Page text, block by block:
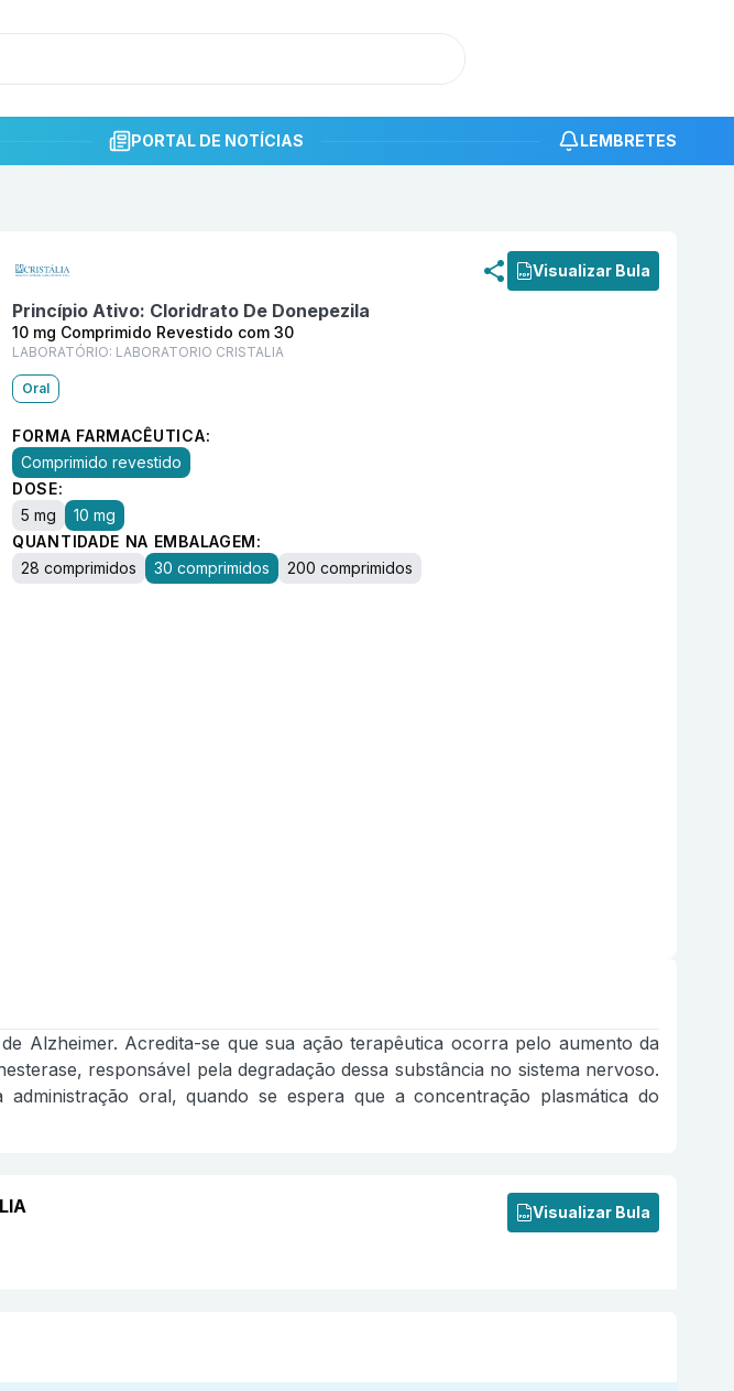
PORTAL DE NOTÍCIAS LEMBRETES
Visualizar Bula
Princípio Ativo: Cloridrato De Donepezila
10 mg Comprimido Revestido com 30
LABORATÓRIO: LABORATORIO CRISTALIA
Oral
FORMA FARMACÊUTICA:
Comprimido revestido
DOSE:
5 mg
10 mg
QUANTIDADE NA EMBALAGEM:
28 comprimidos
30 comprimidos 200 comprimidos
Alzheimer. Acredita-se que sua ação terapêutica ocorra pelo aumento da
responsável pela degradação dessa substância no sistema nervoso.
oral, quando se espera que a concentração plasmática do
Visualizar Bula